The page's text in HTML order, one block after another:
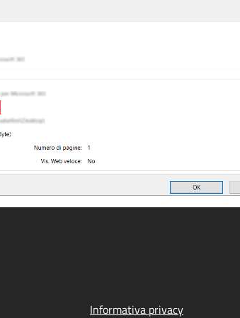
Informativa privacy